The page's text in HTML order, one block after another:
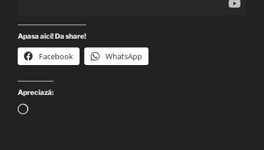
Apasa aici! Da share!
Facebook WhatsApp
Apreciază:
Încarc...